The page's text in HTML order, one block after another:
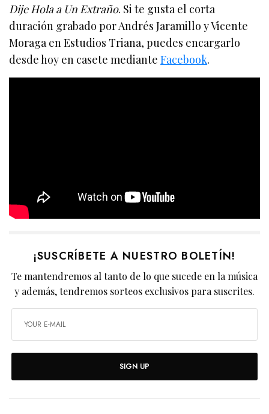
Dije Hola a Un Extraño. Si te gusta el corta
duración grabado por Andrés Jaramillo y Vicente
Moraga en Estudios Triana, puedes encargarlo
desde hoy en casete medianteFacebook.
¡SUSCRÍBETE A NUESTRO BOLETÍN!
Te mantendremos al tanto de lo que sucede en la música
y además, tendremos sorteos exclusivos para suscrites.
SIGN UP